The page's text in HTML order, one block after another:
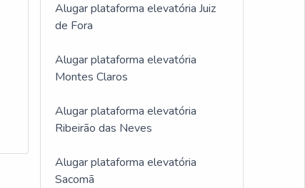
Alugar plataforma elevatória Juiz
de Fora
Alugar plataforma elevatória
Montes Claros
Alugar plataforma elevatória
Ribeirão das Neves
Alugar plataforma elevatória
Sacomã